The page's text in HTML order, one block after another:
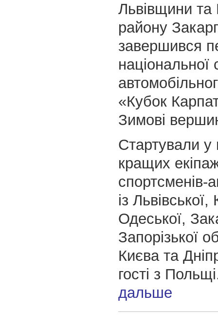
Львівщини та
району
завершився
національної
«Кубок
Зимові
Стартували у
кращих
спортсменів-
із Львівської,
Одеської,
Запорізької
Києва та
гості з
дальше